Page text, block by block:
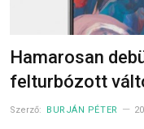
Hamarosan
felturbózott
Szerző: BURJÁN PÉTER